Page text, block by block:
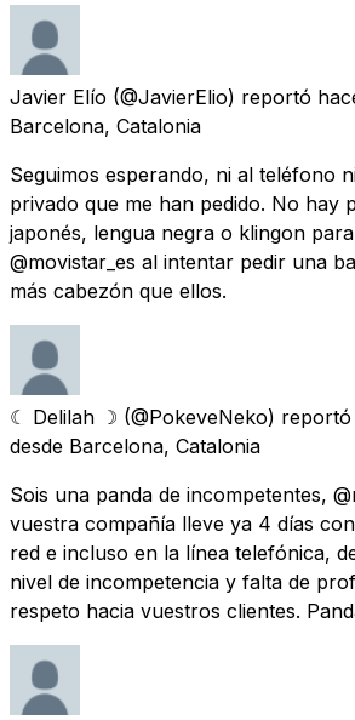
Javier Elío (@JavierElio) reportó
Barcelona, Catalonia
Seguimos esperando, ni al teléfono
privado que me han pedido. No hay
japonés, lengua negra o klingon
@movistar_es al intentar pedir una
más cabezón que ellos.
☾ Delilah ☽ (@PokeveNeko) reportó
desde Barcelona, Catalonia
Sois una panda de incompetentes,
vuestra compañía lleve ya 4 días
red e incluso en la línea telefónica,
nivel de incompetencia y falta de
respeto hacia vuestros clientes.